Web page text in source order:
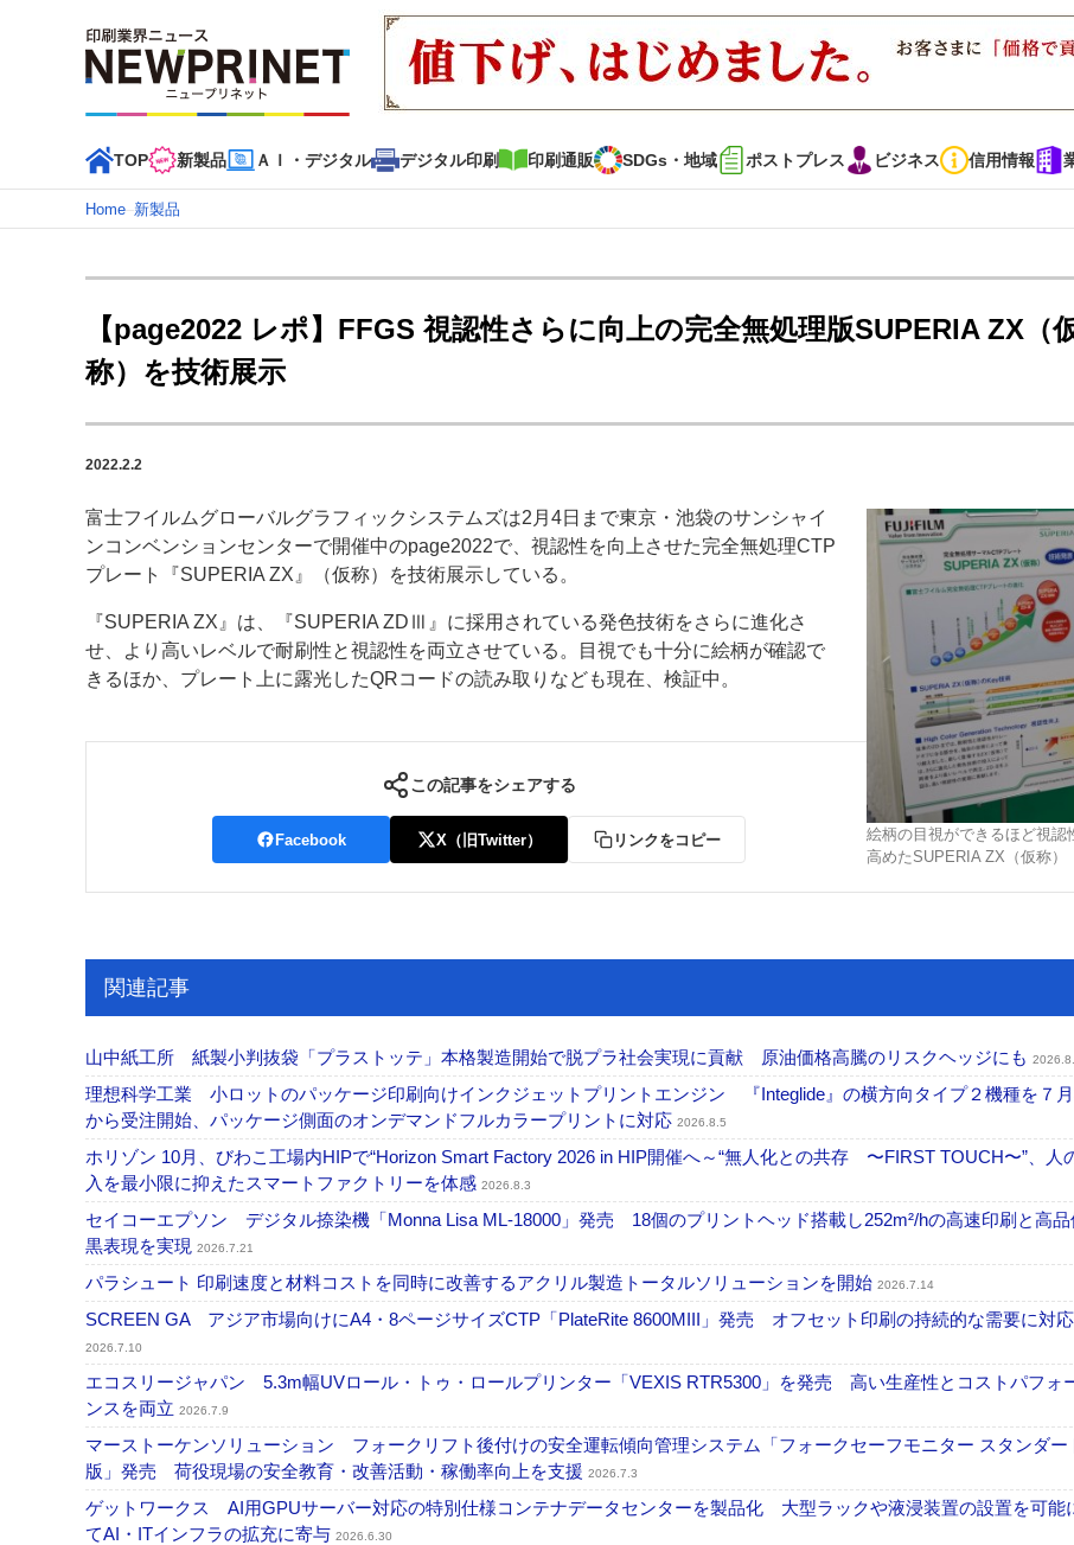
TOP 新製品 ＡＩ・デジタル デジタル印刷 印刷通販 SDGs・地域 ポストプレス ビジネス 信用情報
インデックス
TOP 新着記事 特集記事 動画コンテンツ インタビュー コレクション
カテゴリー一覧
新商品 新製品 ＡＩ・デジタル
特集記事カテゴリー一覧
特集・デジタル印刷 ～ 新成長軌道を描く
案内
発刊案内 JFPI印刷用語集 印刷機材年鑑
運営
Home–新製品
【page2022 レポ】FFGS 視認性さらに向上の完全無処理版SUPERIA ZX（
称）を技術展示
2022.2.2
絵柄の目視ができるほど視認
高めたSUPERIA ZX（仮称）
富士フイルムグローバルグラフィックシステムズは2月4日まで東京・池袋のサンシャイ
ンコンベンションセンターで開催中のpage2022で、視認性を向上させた完全無処理CTP
プレート『SUPERIA ZX』（仮称）を技術展示している。
『SUPERIA ZX』は、『SUPERIA ZDⅢ』に採用されている発色技術をさらに進化さ
せ、より高いレベルで耐刷性と視認性を両立させている。目視でも十分に絵柄が確認で
きるほか、プレート上に露光したQRコードの読み取りなども現在、検証中。
この記事をシェアする
Facebook X（旧Twitter） リンクをコピー
関連記事
山中紙工所 紙製小判抜袋「プラストッテ」本格製造開始で脱プラ社会実現に貢献 原油価格高騰のリスクヘッジにも
理想科学工業 小ロットのパッケージ印刷向けインクジェットプリントエンジン 『Integlide』の横方向タイプ２機種を７月
から受注開始、パッケージ側面のオンデマンドフルカラープリントに対応 2026.8.5
ホリゾン 10月、びわこ工場内HIPで“Horizon Smart Factory 2026 in HIP開催へ～“無人化との共存 〜FIRST TOUCH〜”、人
入を最小限に抑えたスマートファクトリーを体感 2026.8.3
セイコーエプソン デジタル捺染機「Monna Lisa ML-18000」発売 18個のプリントヘッド搭載し252m²/hの高速印刷と高品
黒表現を実現 2026.7.21
パラシュート 印刷速度と材料コストを同時に改善するアクリル製造トータルソリューションを開始 2026.7.14
SCREEN GA アジア市場向けにA4・8ページサイズCTP「PlateRite 8600MIII」発売 オフセット印刷の持続的な需要に対応
2026.7.10
エコスリージャパン 5.3m幅UVロール・トゥ・ロールプリンター「VEXIS RTR5300」を発売 高い生産性とコストパフォ
ンスを両立 2026.7.9
マーストーケンソリューション フォークリフト後付けの安全運転傾向管理システム「フォークセーフモニター スタンダー
版」発売 荷役現場の安全教育・改善活動・稼働率向上を支援 2026.7.3
ゲットワークス AI用GPUサーバー対応の特別仕様コンテナデータセンターを製品化 大型ラックや液浸装置の設置を可能
てAI・ITインフラの拡充に寄与 2026.6.30